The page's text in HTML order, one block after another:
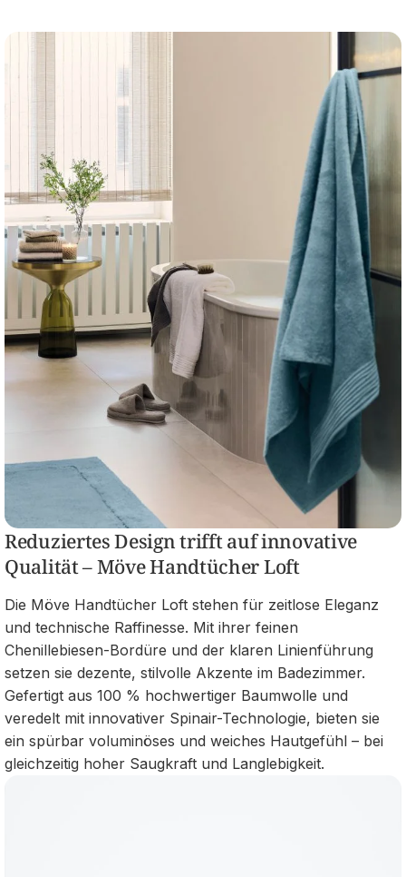
Reduziertes Design trifft auf innovative
Qualität – Möve Handtücher Loft
Die Möve Handtücher Loft stehen für zeitlose Eleganz
und technische Raffinesse. Mit ihrer feinen
Chenillebiesen-Bordüre und der klaren Linienführung
setzen sie dezente, stilvolle Akzente im Badezimmer.
Gefertigt aus 100 % hochwertiger Baumwolle und
veredelt mit innovativer Spinair-Technologie, bieten sie
ein spürbar voluminöses und weiches Hautgefühl – bei
gleichzeitig hoher Saugkraft und Langlebigkeit.